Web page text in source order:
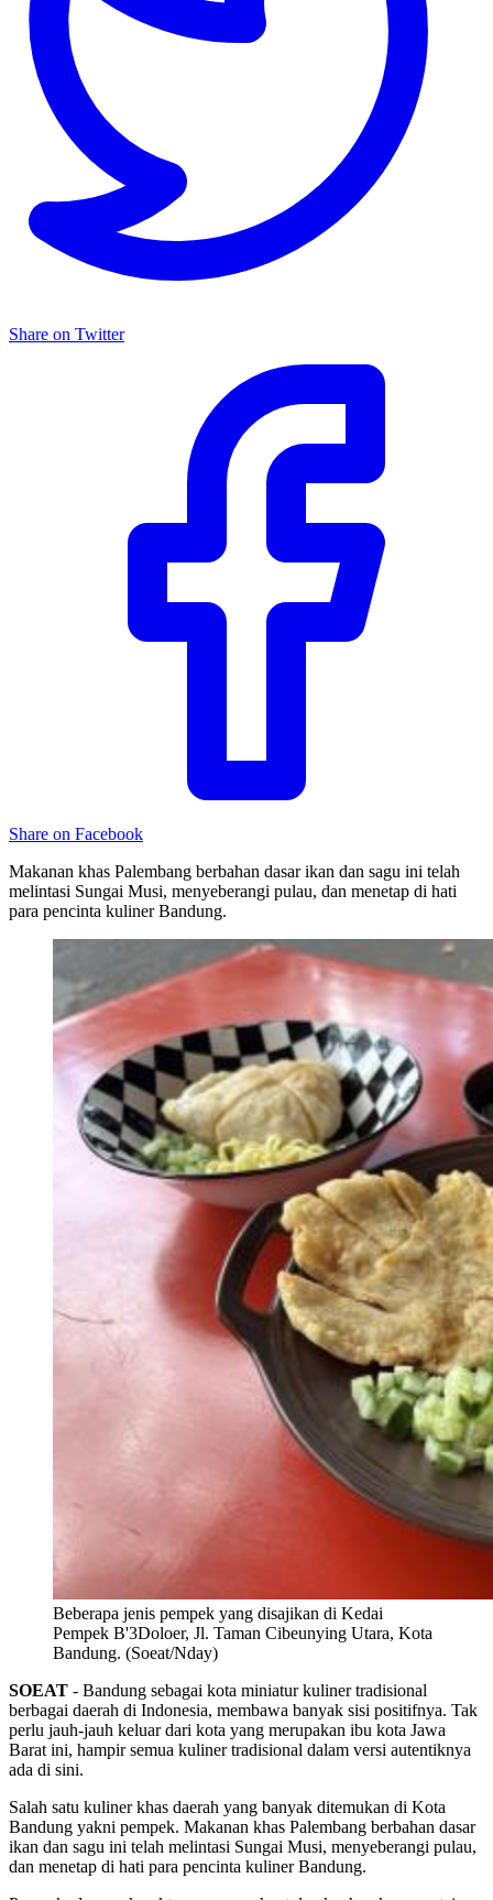
Share on Twitter
Share on Facebook
Makanan khas Palembang berbahan dasar ikan dan sagu ini telah
melintasi Sungai Musi, menyeberangi pulau, dan menetap di hati
para pencinta kuliner Bandung.
Beberapa jenis pempek yang disajikan di Kedai
Pempek B'3Doloer, Jl. Taman Cibeunying Utara, Kota
Bandung. (Soeat/Nday)
SOEAT - Bandung sebagai kota miniatur kuliner tradisional
berbagai daerah di Indonesia, membawa banyak sisi positifnya. Tak
perlu jauh-jauh keluar dari kota yang merupakan ibu kota Jawa
Barat ini, hampir semua kuliner tradisional dalam versi autentiknya
ada di sini.
Salah satu kuliner khas daerah yang banyak ditemukan di Kota
Bandung yakni pempek. Makanan khas Palembang berbahan dasar
ikan dan sagu ini telah melintasi Sungai Musi, menyeberangi pulau,
dan menetap di hati para pencinta kuliner Bandung.